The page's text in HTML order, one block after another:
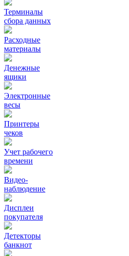
Терминалы
сбора данных
Расходные
материалы
Денежные
ящики
Электронные
весы
Принтеры
чеков
Учет рабочего
времени
Видео‑
наблюдение
Дисплеи
покупателя
Детекторы
банкнот